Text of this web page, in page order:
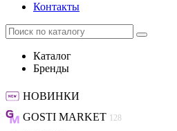
Контакты
Каталог
Бренды
НОВИНКИ
GOSTI MARKET 128